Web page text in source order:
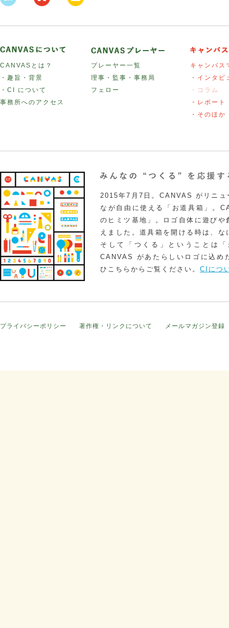
CANVASとは？
・趣旨・背景
・CI について
事務所へのアクセス
プレーヤー一覧
理事・監事・事務局
フェロー
キャンバス
・インタビ
・コラム
・レポート
・そのほか
2015年7月7日。CANVAS がリニュ
なが自由に使える「お道具箱」。
のヒミツ基地」。ロゴ自体に遊び
えました。道具箱を開ける時は、
そして「つくる」ということは
CANVAS があたらしいロゴに込め
ひこちらからご覧ください。 CIにつ
プライバシーポリシー 著作権・リンクについて メールマガジン登録